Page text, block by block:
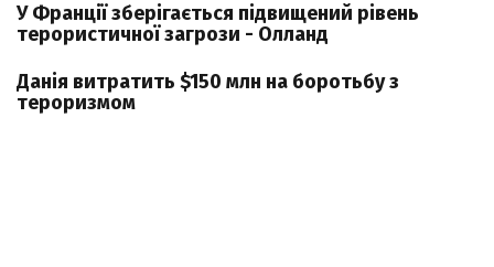
У Франції зберігається підвищений рівень
терористичної загрози - Олланд
Данія витратить $150 млн на боротьбу з
тероризмом